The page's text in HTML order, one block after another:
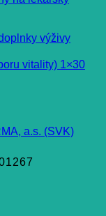
výživy
vitality) 1×30
a.s. (SVK)